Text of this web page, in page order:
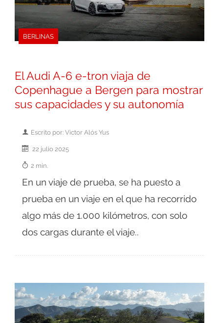
BERLINAS
El Audi A-6 e-tron viaja de
Copenhague a Bergen para mostrar
sus capacidades y su autonomía
Escrito por: Victor Alós Yus
22 julio 2025
2 min.
En un viaje de prueba, se ha puesto a
prueba en un viaje en el que ha recorrido
algo más de 1.000 kilómetros, con solo
dos cargas durante el viaje..